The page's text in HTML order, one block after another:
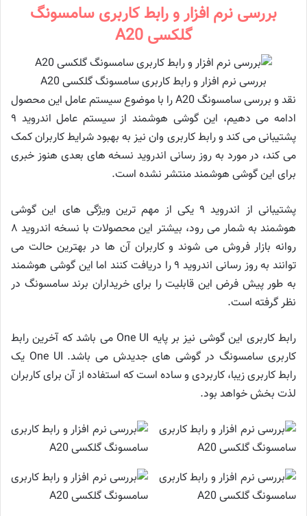
بررسی نرم افزار و رابط کاربری سامسونگ
گلکسی A20
بررسی نرم افزار و رابط کاربری سامسونگ گلکسی A20
نقد و بررسی سامسونگ A20 را با موضوع سیستم عامل این محصول
ادامه می دهیم، این گوشی هوشمند از سیستم عامل اندروید ۹
پشتیبانی می کند و رابط کاربری وان نیز به بهبود شرایط کاربران کمک
می کند، در مورد به روز رسانی اندروید نسخه های بعدی هنوز خبری
برای این گوشی هوشمند منتشر نشده است.
پشتیبانی از اندروید ۹ یکی از مهم ترین ویژگی های این گوشی
هوشمند به شمار می رود، بیشتر این محصولات با نسخه اندروید ۸
روانه بازار فروش می شوند و کاربران آن ها در بهترین حالت می
توانند به روز رسانی اندروید ۹ را دریافت کنند اما این گوشی هوشمند
به طور پیش فرض این قابلیت را برای خریداران برند سامسونگ در
نظر گرفته است.
رابط کاربری این گوشی نیز بر پایه One UI می باشد که آخرین رابط
کاربری سامسونگ در گوشی های جدیدش می باشد. One UI یک
رابط کاربری زیبا، کاربردی و ساده است که استفاده از آن برای کاربران
لذت بخش خواهد بود.